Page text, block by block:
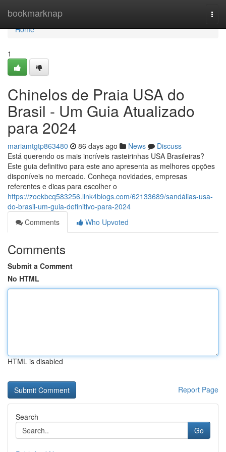
bookmarknap
Home
Home
1
Chinelos de Praia USA do
Brasil - Um Guia Atualizado
para 2024
mariamtgtp863480 86 days ago News
Discuss
Está querendo os mais incríveis rasteirinhas USA Brasileiras?
Este guia definitivo para este ano apresenta as melhores opções
disponíveis no mercado. Conheça novidades, empresas
referentes e dicas para escolher o
https://zoekbcq583256.link4blogs.com/62133689/sandálias-usa-
do-brasil-um-guia-definitivo-para-2024
Comments
Who Upvoted
Comments
Submit a Comment
No HTML
HTML is disabled
Report Page
Search
Go